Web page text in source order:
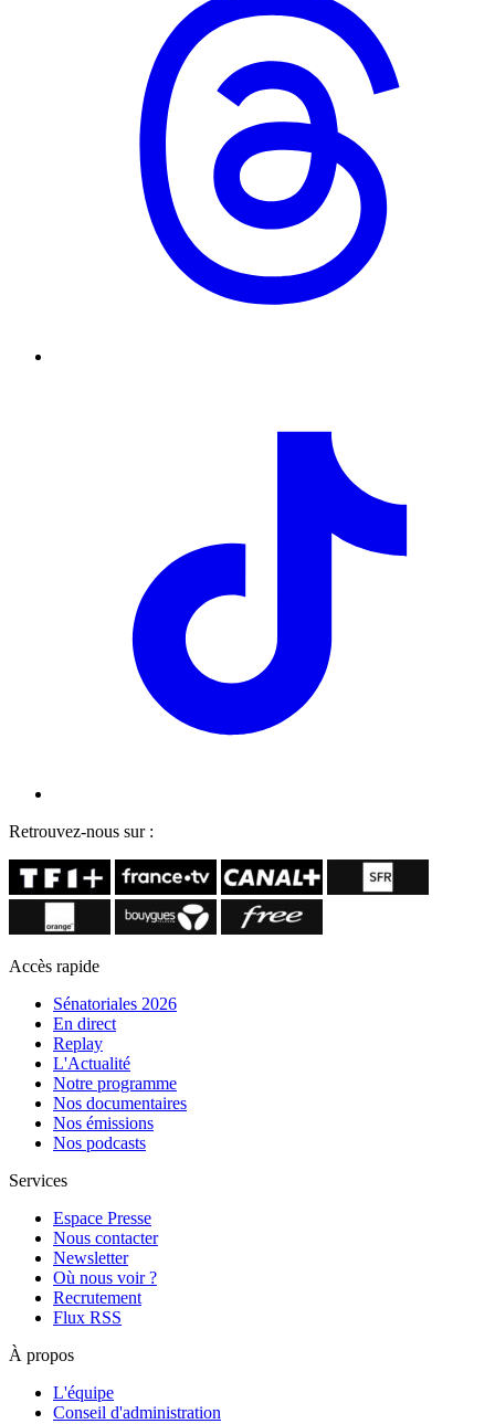
Retrouvez-nous sur :
Accès rapide
Sénatoriales 2026
En direct
Replay
L'Actualité
Notre programme
Nos documentaires
Nos émissions
Nos podcasts
Services
Espace Presse
Nous contacter
Newsletter
Où nous voir ?
Recrutement
Flux RSS
À propos
L'équipe
Conseil d'administration